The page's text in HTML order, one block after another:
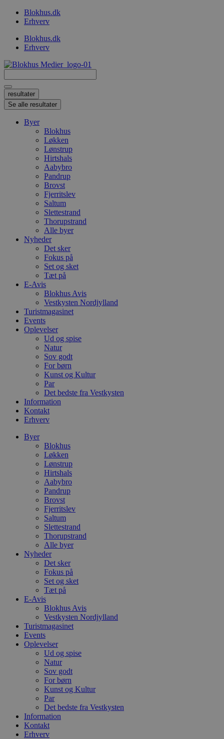
VidereBlokhus.dk
Erhverv
Blokhus.dk
Erhverv
...
resultater
Se alle resultater
Byer
Blokhus
Løkken
Lønstrup
Hirtshals
Aabybro
Pandrup
Brovst
Fjerritslev
Saltum
Slettestrand
Thorupstrand
Alle byer
Nyheder
Det sker
Fokus på
Set og sket
Tæt på
E-Avis
Blokhus Avis
Vestkysten Nordjylland
Turistmagasinet
Events
Oplevelser
Ud og spise
Natur
Sov godt
For børn
Kunst og Kultur
Par
Det bedste fra Vestkysten
Information
Kontakt
Erhverv
Byer
Blokhus
Løkken
Lønstrup
Hirtshals
Aabybro
Pandrup
Brovst
Fjerritslev
Saltum
Slettestrand
Thorupstrand
Alle byer
Nyheder
Det sker
Fokus på
Set og sket
Tæt på
E-Avis
Blokhus Avis
Vestkysten Nordjylland
Turistmagasinet
Events
Oplevelser
Ud og spise
Natur
Sov godt
For børn
Kunst og Kultur
Par
Det bedste fra Vestkysten
Information
Kontakt
Erhverv